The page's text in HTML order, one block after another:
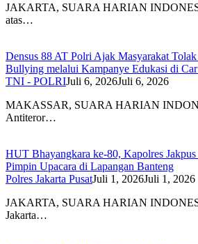
JAKARTA, SUARA HARIAN
atas…
Densus 88 AT Polri Ajak Masyarakat
Bullying melalui Kampanye Edukasi di
TNI - POLRIJuli 6, 2026Juli 6, 2026
MAKASSAR, SUARA HARIAN
Antiteror…
HUT Bhayangkara ke-80, Kapolres
Pimpin Upacara di Lapangan Banteng
Polres Jakarta PusatJuli 1, 2026Juli 1, 2026
JAKARTA, SUARA HARIAN
Jakarta…